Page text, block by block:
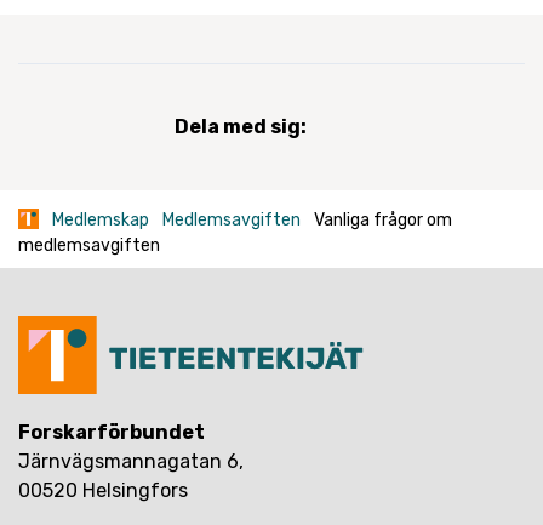
Dela med sig:
Medlemskap Medlemsavgiften
Vanliga frågor om
medlemsavgiften
Forskarförbundet
Järnvägsmannagatan 6,
00520 Helsingfors